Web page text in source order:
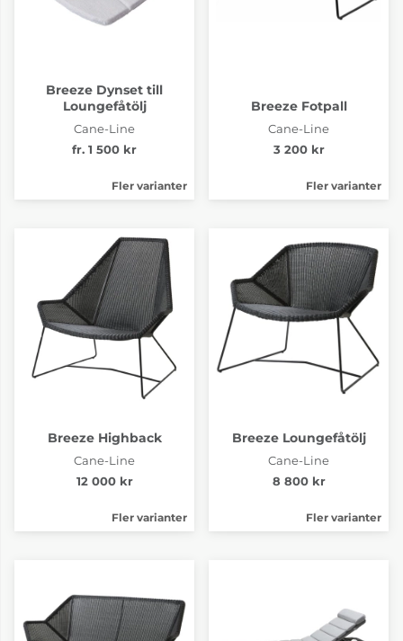
Breeze Dynset till
Loungefåtölj
Cane-Line
fr. 1 500 kr
Fler varianter
Breeze Fotpall
Cane-Line
3 200 kr
Fler varianter
Breeze Highback
Cane-Line
12 000 kr
Fler varianter
Breeze Loungefåtölj
Cane-Line
8 800 kr
Fler varianter